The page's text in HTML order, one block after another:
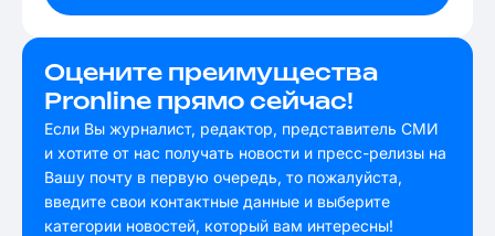
Оцените преимущества
Pronline прямо сейчас!
Если Вы журналист, редактор, представитель СМИ
и хотите от нас получать новости и пресс-релизы на
Вашу почту в первую очередь, то пожалуйста,
введите свои контактные данные и выберите
категории новостей, который вам интересны!